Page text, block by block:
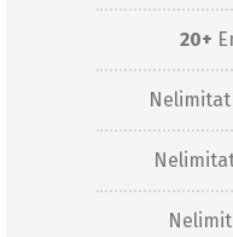
20+